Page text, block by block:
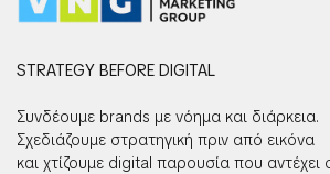
STRATEGY BEFORE DIGITAL
Συνδέουμε brands με νόημα και διάρκεια.
Σχεδιάζουμε στρατηγική πριν από εικόνα
και χτίζουμε digital παρουσία που αντέχει